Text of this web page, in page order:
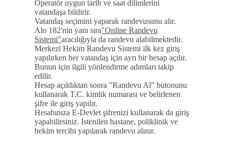
Operatör uygun tarih ve saat dilimlerini
vatandaşa bildirir.
Vatandaş seçimini yaparak randevusunu alır.
Alo 182'nin yanı sıra"Online Randevu
Sistemi"aracılığıyla da randevu alabilmektedir.
Merkezi Hekim Randevu Sistemi ilk kez giriş
yapılırken her vatandaş için ayrı bir hesap açılır.
Bunun için ilgili yönlendirme adımları takip
edilir.
Hesap açıldıktan sonra "Randevu Al" butonunu
kullanarak T.C. kimlik numarası ve belirlenen
şifre ile giriş yapılır.
Hesabınıza E-Devlet şifrenizi kullanarak da giriş
yapabilirsiniz. İstenilen hastane, poliklinik ve
hekim tercihi yapılarak randevu alınır.